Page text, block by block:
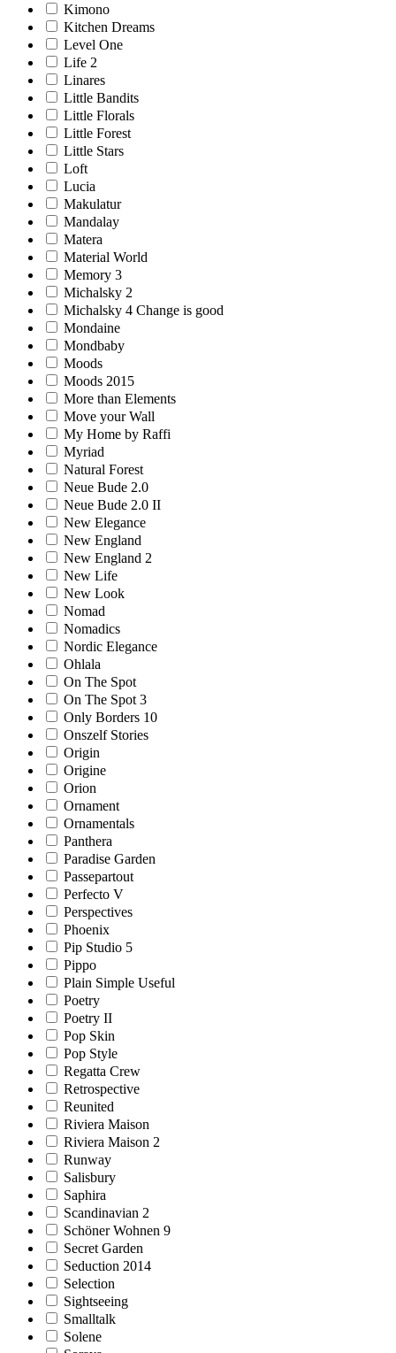
Kimono
Kitchen Dreams
Level One
Life 2
Linares
Little Bandits
Little Florals
Little Forest
Little Stars
Loft
Lucia
Makulatur
Mandalay
Matera
Material World
Memory 3
Michalsky 2
Michalsky 4 Change is good
Mondaine
Mondbaby
Moods
Moods 2015
More than Elements
Move your Wall
My Home by Raffi
Myriad
Natural Forest
Neue Bude 2.0
Neue Bude 2.0 II
New Elegance
New England
New England 2
New Life
New Look
Nomad
Nomadics
Nordic Elegance
Ohlala
On The Spot
On The Spot 3
Only Borders 10
Onszelf Stories
Origin
Origine
Orion
Ornament
Ornamentals
Panthera
Paradise Garden
Passepartout
Perfecto V
Perspectives
Phoenix
Pip Studio 5
Pippo
Plain Simple Useful
Poetry
Poetry II
Pop Skin
Pop Style
Regatta Crew
Retrospective
Reunited
Riviera Maison
Riviera Maison 2
Runway
Salisbury
Saphira
Scandinavian 2
Schöner Wohnen 9
Secret Garden
Seduction 2014
Selection
Sightseeing
Smalltalk
Solene